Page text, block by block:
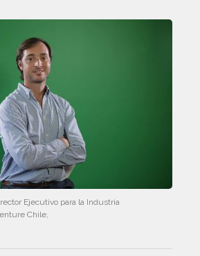
Ejecutivo para la Industria
Chile,